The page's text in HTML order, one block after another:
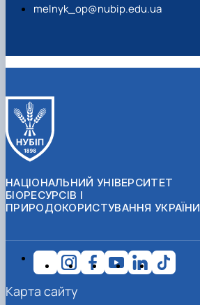
melnyk_op@nubip.edu.ua
НАЦІОНАЛЬНИЙ УНІВЕРСИТЕТ
БІОРЕСУРСІВ І
ПРИРОДОКОРИСТУВАННЯ УКРАЇНИ
Карта сайту